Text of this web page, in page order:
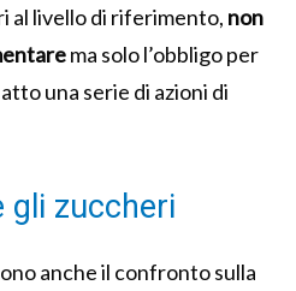
al livello di riferimento, non
ma solo l’obbligo per
una serie di azioni di
gli zuccheri
anche il confronto sulla